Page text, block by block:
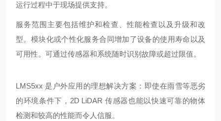
运行过程中于现场提供支持。
服务范围主要包括维护和检查、性能检查以及升级和改
型。模块化或个性化服务合同增加了设备的使用寿命以及
可用性。可通过传感器和系统随时识别故障或超过限值。
LMS5xx 是户外应用的理想解决方案：即使在雨雪等恶劣
的环境条件下，2D LiDAR 传感器也能以快速可靠的物体
检测和较高的性能而令人信服。